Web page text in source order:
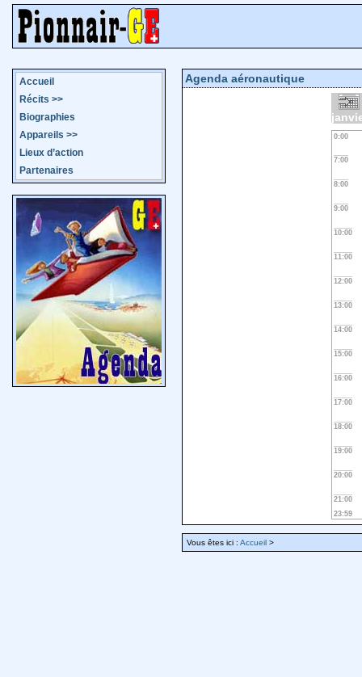
Accueil
Récits >>
Biographies
Appareils >>
Lieux d’action
Partenaires
Agenda aéronautique
0:00
7:00
8:00
9:00
10:00
11:00
12:00
13:00
14:00
15:00
16:00
17:00
18:00
19:00
20:00
21:00
23:59
Vous êtes ici : Accueil >